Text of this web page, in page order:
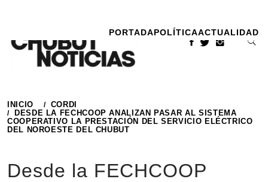
contenido
PORTADAPOLÍTICAACTUALIDAD
INICIO
CORDI
DESDE LA FECHCOOP ANALIZAN PASAR AL SISTEMA
COOPERATIVO LA PRESTACIÓN DEL SERVICIO ELÉCTRICO
DEL NOROESTE DEL CHUBUT
Desde la FECHCOOP